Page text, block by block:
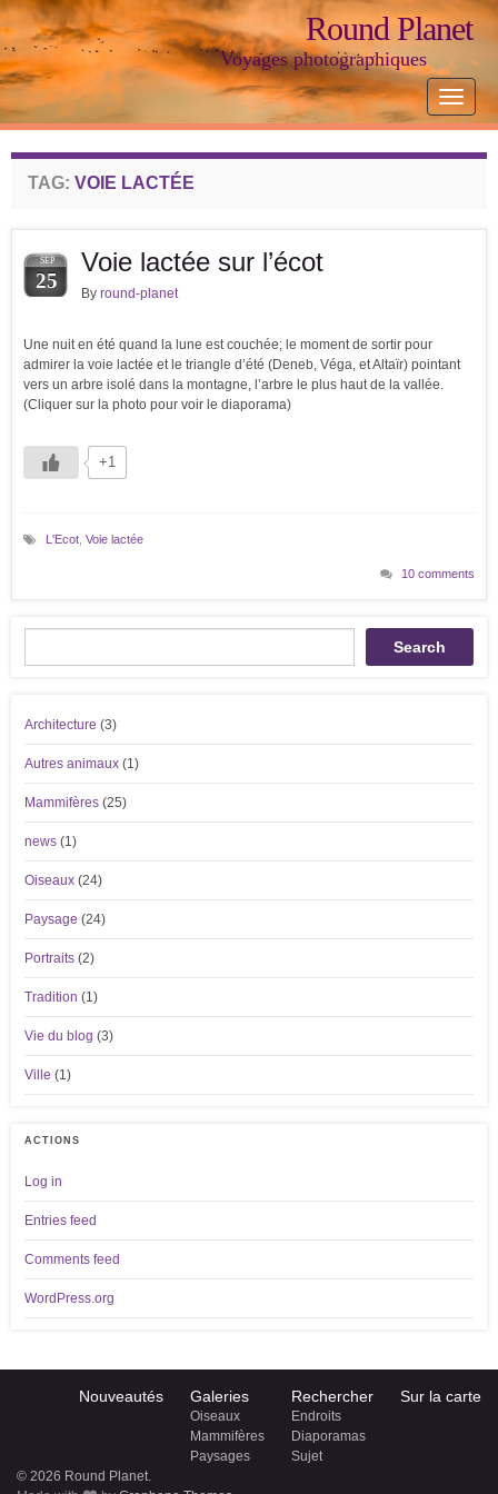
Toggle
Round Planet
Voyages photographiques
TAG: VOIE LACTÉE
SEP
25
Voie lactée sur l’écot
By round-planet
Une nuit en été quand la lune est couchée; le moment de sortir pour
admirer la voie lactée et le triangle d’été (Deneb, Véga, et Altaïr) pointant
vers un arbre isolé dans la montagne, l’arbre le plus haut de la vallée.
(Cliquer sur la photo pour voir le diaporama)
+1
L'Ecot Voie lactée
10 comments
Search
Architecture (3)
Autres animaux (1)
Mammifères (25)
news (1)
Oiseaux (24)
Paysage (24)
Portraits (2)
Tradition (1)
Vie du blog (3)
Ville (1)
ACTIONS
Log in
Entries feed
Comments feed
WordPress.org
Nouveautés Galeries
Oiseaux
Mammifères
Paysages
Rechercher
Endroits
Diaporamas
Sujet
Sur la carte
© 2026 Round Planet.